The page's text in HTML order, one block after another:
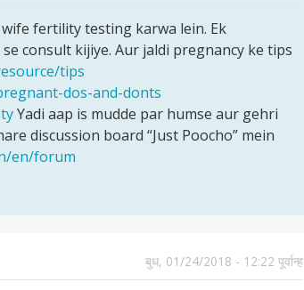
fertility testing karwa lein. Ek
consult kijiye. Aur jaldi pregnancy ke tips
tips
dos-and-donts
Yadi aap is mudde par humse aur gehri
discussion board “Just Poocho” mein
en/forum
बुध, 01/24/2018 - 12:22 पूर्वान्ह